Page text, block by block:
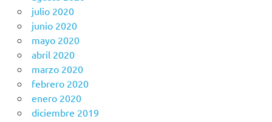
julio 2020
junio 2020
mayo 2020
abril 2020
marzo 2020
febrero 2020
enero 2020
diciembre 2019